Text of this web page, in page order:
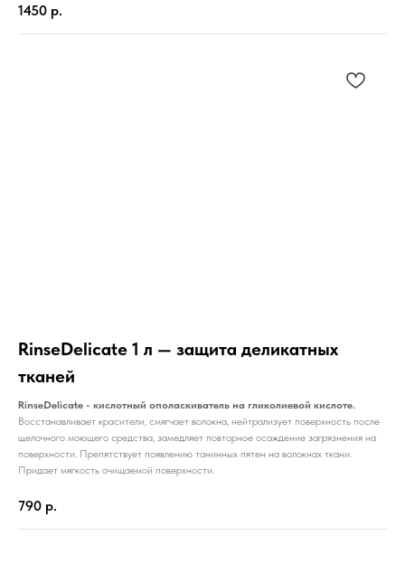
1450 р.
RinseDelicate 1 л — защита деликатных
тканей
RinseDelicate - кислотный ополаскиватель на гликолиевой кислоте.
Восстанавливает красители, смягчает волокна, нейтрализует поверхность после
щелочного моющего средства, замедляет повторное осаждение загрязнения на
поверхности. Препятствует появлению танинных пятен на волокнах ткани.
Придает мягкость очищаемой поверхности.
790 р.